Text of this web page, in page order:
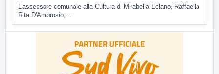
L'assessore comunale alla Cultura di Mirabella Eclano, Raffaella
Rita D'Ambrosio,...